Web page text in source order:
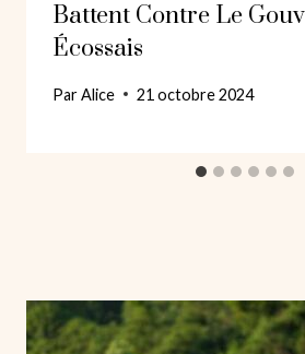
Battent Contre Le
Écossais
ParAlice 21 octobre 2024